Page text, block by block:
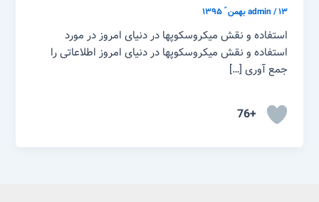
admin/۱۳ بهمن ّ ۱۳۹۵
استفاده و نقش میکروسکوپها در دنیای امروز در مورد
استفاده و نقش میکروسکوپها در دنیای امروز اطلاعاتی را
جمع آوری […]
+76